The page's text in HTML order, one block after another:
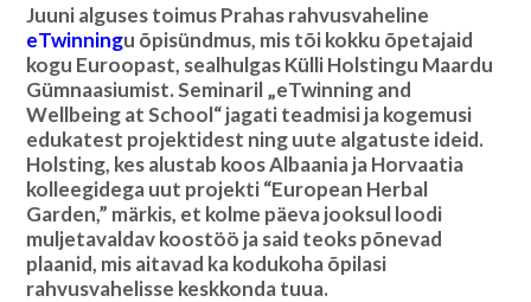
Juuni alguses toimus Prahas rahvusvaheline
eTwinningu õpisündmus, mis tõi kokku õpetajaid
kogu Euroopast, sealhulgas Külli Holstingu Maardu
Gümnaasiumist. Seminaril „eTwinning and
Wellbeing at School“ jagati teadmisi ja kogemusi
edukatest projektidest ning uute algatuste ideid.
Holsting, kes alustab koos Albaania ja Horvaatia
kolleegidega uut projekti “European Herbal
Garden,” märkis, et kolme päeva jooksul loodi
muljetavaldav koostöö ja said teoks põnevad
plaanid, mis aitavad ka kodukoha õpilasi
rahvusvahelisse keskkonda tuua.